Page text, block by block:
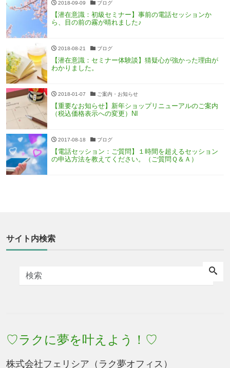
2018-09-09 ブログ
【潜在意識：初級セミナー】事前の電話セッションか
ら、目の前の霧が晴れました♪
2018-08-21 ブログ
【潜在意識：セミナー体験談】猜疑心が強かった理由が
わかりました。
2018-01-07 ご案内・お知らせ
【重要なお知らせ】新年ショップリニューアルのご案内
（税込価格表示への変更）NI
2017-08-18 ブログ
【電話セッション：ご質問】１時間を超えるセッション
の申込方法を教えてください。（ご質問Ｑ＆Ａ）
サイト内検索
♡ラクに夢を叶えよう！♡
株式会社フェリシア（ラク夢オフィス）